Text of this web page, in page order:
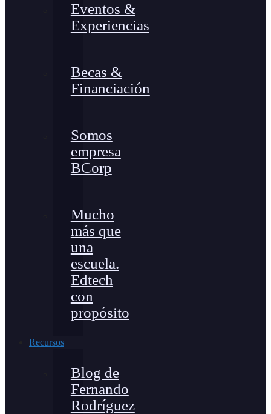
Eventos &
Experiencias
Becas &
Financiación
Somos
empresa
BCorp
Mucho
más que
una
escuela.
Edtech
con
propósito
Recursos
Blog de
Fernando
Rodríguez